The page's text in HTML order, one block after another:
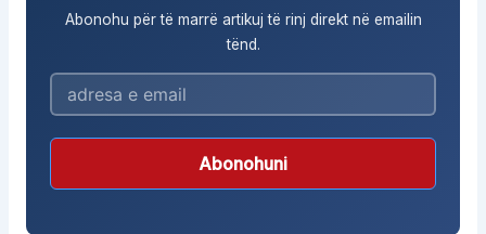
Abonohu për të marrë artikuj të rinj direkt në emailin
tënd.
Abonohuni